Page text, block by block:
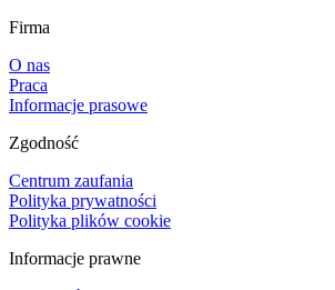
Firma
O nas
Praca
Informacje prasowe
Zgodność
Centrum zaufania
Polityka prywatności
Polityka plików cookie
Informacje prawne